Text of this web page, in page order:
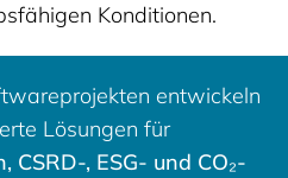
Konditionen.
entwickeln
Lösungen für
CSRD-, ESG- und CO₂-